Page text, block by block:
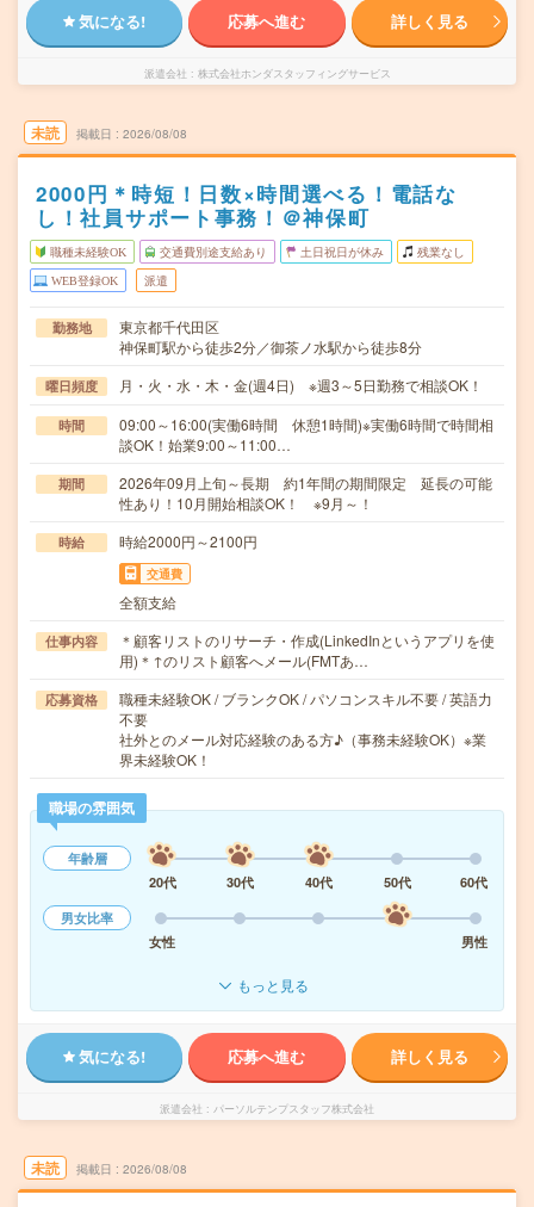
気になる! 応募へ進む 詳しく見る
派遣会社 株式会社ホンダスタッフィングサービス
未読 掲載日 2026/08/08
2000円＊時短！日数×時間選べる！電話な
し！社員サポート事務！＠神保町
職種未経験OK 交通費別途支給あり 土日祝日が休み 残業なし
WEB登録OK 派遣
勤務地
東京都千代田区
神保町駅から徒歩2分／御茶ノ水駅から徒歩8分
曜日頻度 月・火・水・木・金(週4日) ※週3～5日勤務で相談OK！
時間
09:00～16:00(実働6時間 休憩1時間)※実働6時間で時間相
談OK！始業9:00～11:00…
期間
2026年09月上旬～長期 約1年間の期間限定 延長の可能
性あり！10月開始相談OK！ ※9月～！
時給 時給2000円～2100円
交通費
全額支給
仕事内容
＊顧客リストのリサーチ・作成(LinkedInというアプリを使
用)＊↑のリスト顧客へメール(FMTあ…
応募資格
職種未経験OK / ブランクOK / パソコンスキル不要 / 英語力
不要
社外とのメール対応経験のある方♪（事務未経験OK）※業
界未経験OK！
職場の雰囲気
年齢層
20代
30代 40代 50代
60代
男女比率
女性
男性
もっと見る
気になる! 応募へ進む 詳しく見る
派遣会社 パーソルテンプスタッフ株式会社
未読 掲載日 2026/08/08